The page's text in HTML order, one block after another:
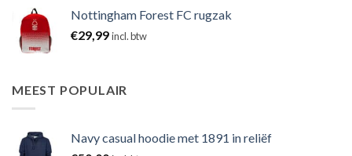
Nottingham Forest FC rugzak
€29,99incl. btw
MEEST POPULAIR
Navy casual hoodie met 1891 in reliëf